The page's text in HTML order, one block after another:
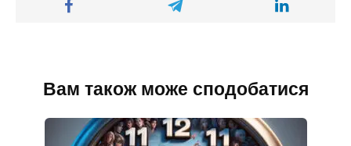
Вам також може сподобатися